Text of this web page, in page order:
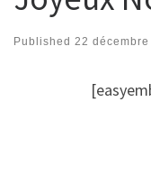
Published 22 décembre